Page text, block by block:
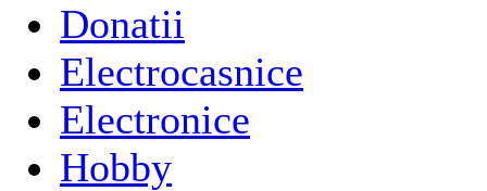
Donatii
Electrocasnice
Electronice
Hobby